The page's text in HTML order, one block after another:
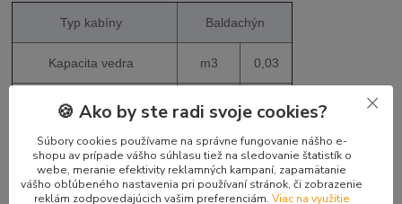
Typ kabíny Baldachýn
Kapacita vedra m3 0,03
Šírka lyžice, štd. mm
Prevádzková hmotnosť kg 1317
Celková dĺžka mm 3050
🍪 Ako by ste radi svoje cookies?
Súbory cookies používame na správne fungovanie nášho e-
shopu av prípade vášho súhlasu tiež na sledovanie štatistík o
webe, meranie efektivity reklamných kampaní, zapamätanie
vášho obľúbeného nastavenia pri používaní stránok, či zobrazenie
reklám zodpovedajúcich vašim preferenciám. Viac na využitie